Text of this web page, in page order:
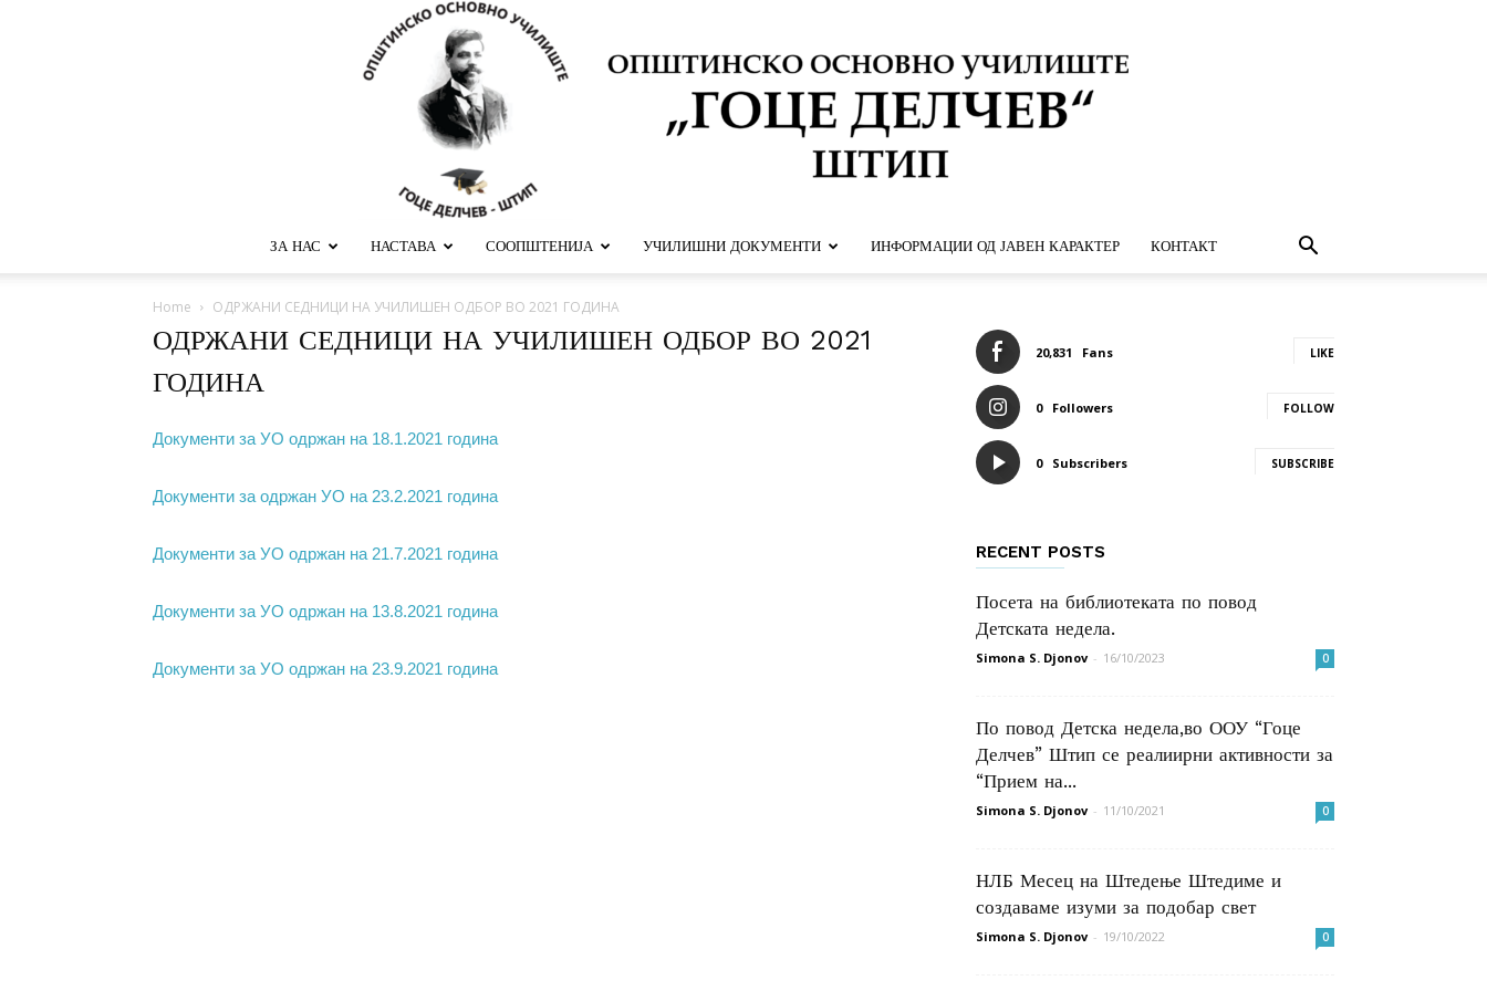
ЗА НАС НАСТАВА СООПШТЕНИЈА УЧИЛИШНИ ДОКУМЕНТИ ИНФОРМАЦИИ ОД ЈАВЕН КАРАКТЕР КОНТАКТ
Home ОДРЖАНИ СЕДНИЦИ НА УЧИЛИШЕН ОДБОР ВО 2021 ГОДИНА
ОДРЖАНИ СЕДНИЦИ НА УЧИЛИШЕН ОДБОР ВО 2021
ГОДИНА
Документи за УО одржан на 18.1.2021 година
Документи за одржан УО на 23.2.2021 година
Документи за УО одржан на 21.7.2021 година
Документи за УО одржан на 13.8.2021 година
Документи за УО одржан на 23.9.2021 година
20,831 Fans LIKE
0 Followers FOLLOW
0 Subscribers SUBSCRIBE
RECENT POSTS
Посета на библиотеката по повод
Детската недела.
Simona S. Djonov - 16/10/2023 0
По повод Детска недела,во ООУ “Гоце
Делчев” Штип се реалиирни активности за
“Прием на...
Simona S. Djonov - 11/10/2021 0
НЛБ Месец на Штедење Штедиме и
создаваме изуми за подобар свет
Simona S. Djonov - 19/10/2022 0